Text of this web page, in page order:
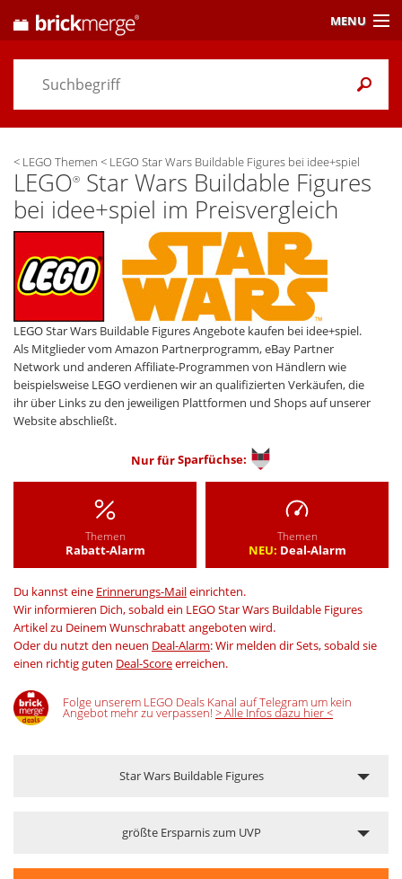
< LEGO Themen < LEGO Star Wars Buildable Figures bei idee+spiel
LEGO® Star Wars Buildable Figures
bei idee+spiel im Preisvergleich
LEGO Star Wars Buildable Figures Angebote kaufen bei idee+spiel.
Als Mitglieder vom Amazon Partnerprogramm, eBay Partner
Network und anderen Affiliate-Programmen von Händlern wie
beispielsweise LEGO verdienen wir an qualifizierten Verkäufen, die
ihr über Links zu den jeweiligen Plattformen und Shops auf unserer
Website abschließt.
Nur fürSparfüchse:
Themen
Rabatt-Alarm
Themen
NEU: Deal-Alarm
Du kannst eine Erinnerungs-Maileinrichten.
Wir informieren Dich, sobald ein LEGO Star Wars Buildable Figures
Artikel zu Deinem Wunschrabatt angeboten wird.
Oder du nutzt den neuen Deal-Alarm: Wir melden dir Sets, sobald sie
einen richtig guten Deal-Scoreerreichen.
Folge unserem LEGO Deals Kanal auf Telegram um kein
Angebot mehr zu verpassen! > Alle Infos dazu hier <
Star Wars Buildable Figures
größte Ersparnis zum UVP
MENU
Preisvergleich
Themen/ Händler
Alarme & Wunschlisten